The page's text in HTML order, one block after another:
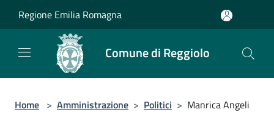
Regione Emilia Romagna
Comune di Reggiolo
Home > Amministrazione > Politici > Manrica Angeli